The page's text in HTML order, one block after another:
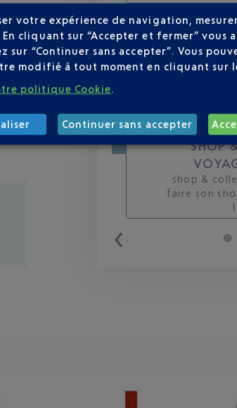
SUR VOTRE
SHOP
shop &
faire son
votre expérience de navigation,
cliquant sur “Accepter et fermer” vous
“Continuer sans accepter”. Vous
modifié à tout moment en cliquant sur
politique Cookie
Continuer sans accepter